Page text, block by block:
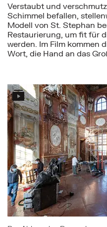
Verstaubt und
Schimmel befallen,
Modell von St. Stephan
Restaurierung, um fit für
werden. Im Film kommen
Wort, die Hand an das
Mehr zu: Der Abbau